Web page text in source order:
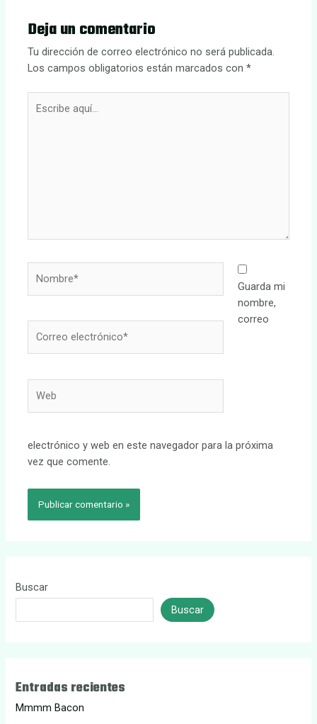
Deja un comentario
Tu dirección de correo electrónico no será publicada.
Los campos obligatorios están marcados con*
aquí...
electrónico*
Guarda mi
nombre,
correo
electrónico y web en este navegador para la próxima
vez que comente.
Buscar
Buscar
Entradas recientes
Mmmm Bacon